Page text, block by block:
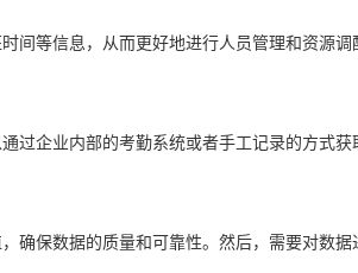
间等信息，从而更好地进行人员管理和资源
过企业内部的考勤系统或者手工记录的方式
确保数据的质量和可靠性。然后，需要对数